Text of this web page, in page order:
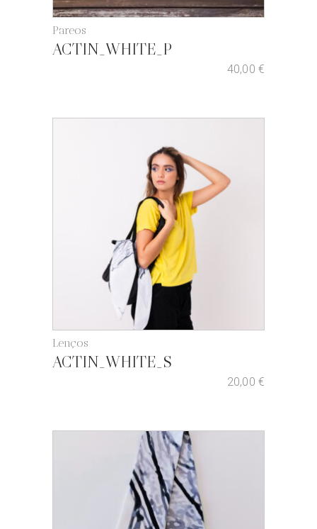
Pareos
ACTIN_WHITE_P
40,00 €
Lenços
ACTIN_WHITE_S
20,00 €